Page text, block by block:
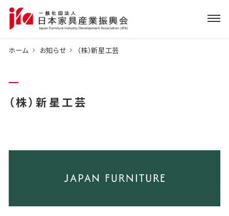
ホーム お知らせ （株）新星工芸
（株）新星工芸